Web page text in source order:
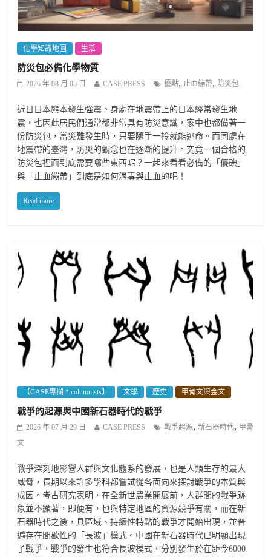
化學知識地圖 生活
防災包必備化學物質
2026 年 08 月 05 日 CASE PRESS 優點, 止血繃帶, 防災包
近日日本熊本發生強震。身處在地震帶上的日本經常發生地
震，也因此居民們通常都非常具有防災意識，家中也都備著一
份防災包，當災難發生時，只要隨手一拎就能逃命。而同處在
地震帶的臺灣，防災的觀念也在逐漸的提升。究竟一個合格的
防災包裡面到底需要哪些東西呢？一起來看看必備的「優碘」
與「止血繃帶」到底是如何消毒與止血的吧！
Read more
【CASE專欄 * columnists】 文學 歷史 甲骨文與金文
戰爭的起源與中國新石器時代的戰爭
2026 年 07 月 29 日 CASE PRESS 戰爭起源,新石器時代, 甲骨
文
戰爭深刻地影響人群與文化體系的發展，也是人類生存的最大
威脅，長期以來許多學科都嘗試從各面向來探討戰爭的本質與
成因。考古研究表明，在全新世農業開展前，人群間的戰爭跡
象並不顯著，即便有，也與特定地區的資源競爭有關，而在新
石器時代之後，具區域、持續性特點的戰爭才開始出現，並普
遍存在間歇性的「長波」模式。中國在新石器時代已明顯出現
了戰爭，戰爭的發生也符合長波模式，分別發生於在距今6000